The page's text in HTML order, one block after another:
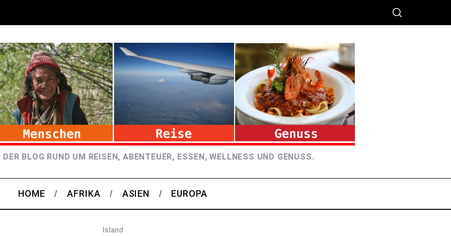
BLOG RUND UM REISEN, ABENTEUER, ESSEN, WELLNESS UND GENUSS.
HOME AFRIKA ASIEN EUROPA
Island